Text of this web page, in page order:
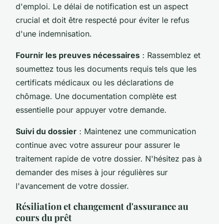
d'emploi. Le délai de notification est un aspect
crucial et doit être respecté pour éviter le refus
d'une indemnisation.
Fournir les preuves nécessaires : Rassemblez et
soumettez tous les documents requis tels que les
certificats médicaux ou les déclarations de
chômage. Une documentation complète est
essentielle pour appuyer votre demande.
Suivi du dossier : Maintenez une communication
continue avec votre assureur pour assurer le
traitement rapide de votre dossier. N'hésitez pas à
demander des mises à jour régulières sur
l'avancement de votre dossier.
Résiliation et changement d'assurance au
cours du prêt